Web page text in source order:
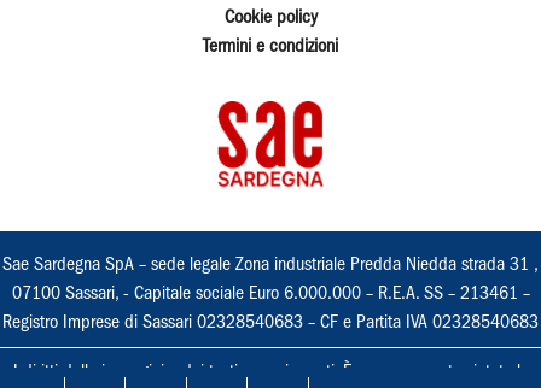
Cookie policy
Termini e condizioni
Sae Sardegna SpA – sede legale Zona industriale Predda Niedda strada 31 ,
07100 Sassari, - Capitale sociale Euro 6.000.000 – R.E.A. SS – 213461 –
Registro Imprese di Sassari 02328540683 – CF e Partita IVA 02328540683
I diritti delle immagini e dei testi sono riservati. È espressamente vietata la